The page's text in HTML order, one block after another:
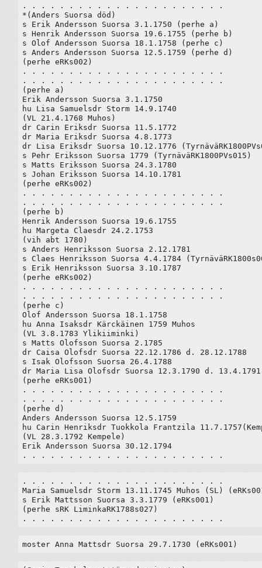
. . . . . . . . . . . . . . . . . . . . . .
*(Anders Suorsa död)
s Erik Andersson Suorsa 3.1.1750 (perhe a)
s Henrik Andersson Suorsa 19.6.1755 (perhe b)
s Olof Andersson Suorsa 18.1.1758 (perhe c)
s Anders Andersson Suorsa 12.5.1759 (perhe d)
(perhe eRKs002)
. . . . . . . . . . . . . . . . . . . . . .
. . . . . . . . . . . . . . . . . . . . . .
(perhe a)
Erik Andersson Suorsa 3.1.1750
hu Lisa Samuelsdr Storm 14.9.1740
(VL 21.4.1768 Muhos)
dr Carin Eriksdr Suorsa 11.5.1772
dr Maria Eriksdr Suorsa 4.8.1773
dr Lisa Eriksdr Suorsa 10.12.1776
s Pehr Eriksson Suorsa 1779 (TyrnäväRK1800PVs015)
s Matts Eriksson Suorsa 24.3.1780
s Johan Eriksson Suorsa 14.10.1781
(perhe eRKs002)
. . . . . . . . . . . . . . . . . . . . . .
. . . . . . . . . . . . . . . . . . . . . .
(perhe b)
Henrik Andersson Suorsa 19.6.1755
hu Margeta Claesdr 24.2.1753
(vih abt 1780)
s Anders Henriksson Suorsa 2.12.1781
s Claes Henriksson Suorsa 4.4.1784
s Erik Henriksson Suorsa 3.10.1787
(perhe eRKs002)
. . . . . . . . . . . . . . . . . . . . . .
. . . . . . . . . . . . . . . . . . . . . .
(perhe c)
Olof Andersson Suorsa 18.1.1758
hu Anna Isaksdr Kärckäinen 1759 Muhos
(VL 3.8.1783 Ylikiiminki)
s Matts Olofsson Suorsa 2.1785
dr Caisa Olofsdr Suorsa 22.12.1786 d. 28.12.1788
s Isak Olofsson Suorsa 26.4.1788
dr Maria Lisa Olofsdr Suorsa 12.3.1790 d. 13.4.1791
(perhe eRKs001)
. . . . . . . . . . . . . . . . . . . . . .
. . . . . . . . . . . . . . . . . . . . . .
(perhe d)
Anders Andersson Suorsa 12.5.1759
hu Carin Henriksdr Tuokkola Frantzila
(VL 28.3.1792 Kempele)
Erik Andersson Suorsa 30.12.1794
. . . . . . . . . . . . . . . . . . . . . .
. . . . . . . . . . . . . . . . . . . . . .
Maria Samuelsdr Storm 13.11.1745 Muhos (SL)
s Erik Mattsson Suorsa 3.3.1779 (eRKs001)
(perhe sRK LiminkaRK1788s027)
. . . . . . . . . . . . . . . . . . . . . .
moster Anna Mattsdr Suorsa 29.7.1730 (eRKs001)